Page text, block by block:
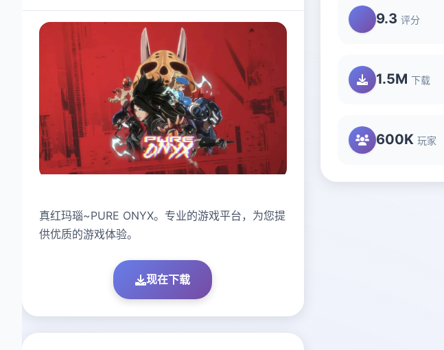
真红玛瑙~PURE ONYX。专业的游戏平台，为您提
供优质的游戏体验。
现在下载
9.3 评分
1.5M 下载
600K 玩家